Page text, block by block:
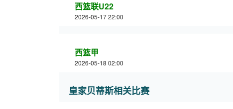
西篮联U22
2026-05-17 22:00
西篮甲
2026-05-18 02:00
皇家贝蒂斯相关比赛